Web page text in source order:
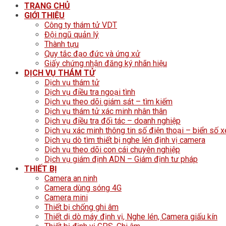
TRANG CHỦ
GIỚI THIỆU
Công ty thám tử VDT
Đội ngũ quản lý
Thành tựu
Quy tắc đạo đức và ứng xử
Giấy chứng nhận đăng ký nhãn hiệu
DỊCH VỤ THÁM TỬ
Dịch vụ thám tử
Dịch vụ điều tra ngoại tình
Dịch vụ theo dõi giám sát – tìm kiếm
Dịch vụ thám tử xác minh nhân thân
Dịch vụ điều tra đối tác – doanh nghiệp
Dịch vụ xác minh thông tin số điện thoại – biển số
Dịch vụ dò tìm thiết bị nghe lén định vị camera
Dịch vụ theo dõi con cái chuyên nghiệp
Dịch vụ giám định ADN – Giám định tư pháp
THIẾT BỊ
Camera an ninh
Camera dùng sóng 4G
Camera mini
Thiết bị chống ghi âm
Thiết dị dò máy định vị, Nghe lén, Camera giấu kín